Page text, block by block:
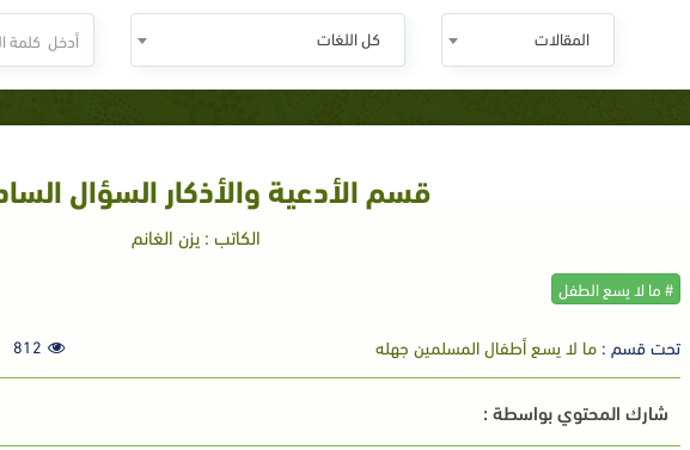
المقالات كل اللغات
قسم الأدعية والأذكار السؤال
الكاتب : يزن الغانم
# ما لا يسع الطفل
تحت قسم :ما لا يسع أطفال المسلمين جهله 812
شارك المحتوي بواسطة :